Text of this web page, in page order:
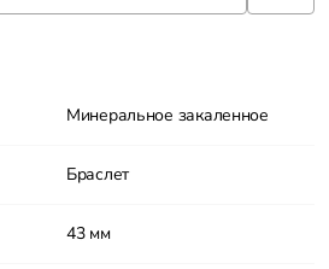
Минеральное закаленное
Браслет
43 мм